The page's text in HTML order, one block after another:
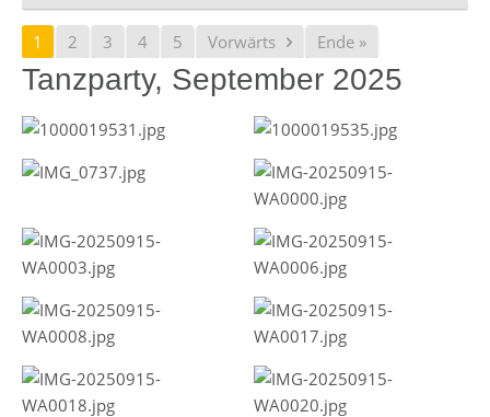
1 2 3 4 5 Vorwärts Ende »
Tanzparty, September 2025